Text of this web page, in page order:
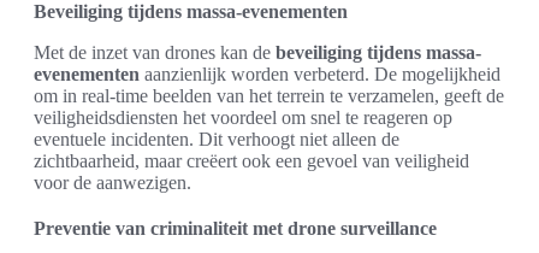
Beveiliging tijdens massa-evenementen
Met de inzet van drones kan de beveiliging tijdens massa-
evenementen aanzienlijk worden verbeterd. De mogelijkheid
om in real-time beelden van het terrein te verzamelen, geeft de
veiligheidsdiensten het voordeel om snel te reageren op
eventuele incidenten. Dit verhoogt niet alleen de
zichtbaarheid, maar creëert ook een gevoel van veiligheid
voor de aanwezigen.
Preventie van criminaliteit met drone surveillance